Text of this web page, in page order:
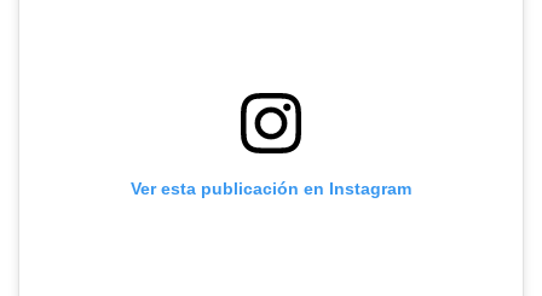
Ver esta publicación en Instagram